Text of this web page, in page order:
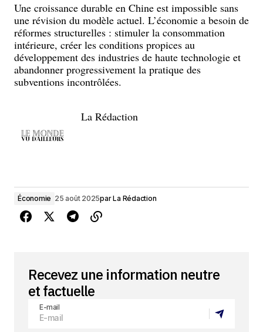
Une croissance durable en Chine est impossible sans
une révision du modèle actuel. L’économie a besoin de
réformes structurelles : stimuler la consommation
intérieure, créer les conditions propices au
développement des industries de haute technologie et
abandonner progressivement la pratique des
subventions incontrôlées.
La Rédaction
Économie 25 août 2025parLa Rédaction
Recevez une information neutre
et factuelle
E-mail